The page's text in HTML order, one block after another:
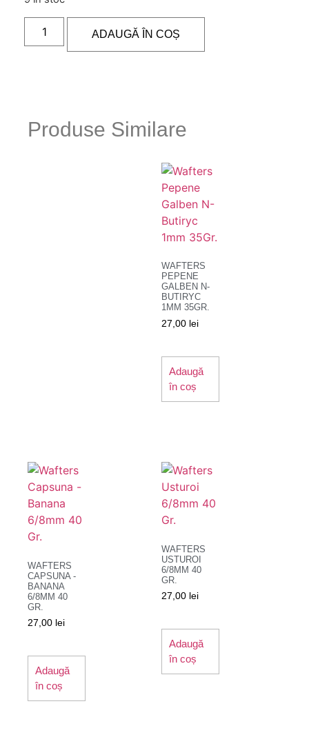
ADAUGĂ ÎN COȘ
Produse Similare
WAFTERS
PEPENE
GALBEN N-
BUTIRYC
1MM 35GR.
27,00 lei
Adaugă
în coș
WAFTERS
CAPSUNA -
BANANA
6/8MM 40
GR.
27,00 lei
Adaugă
în coș
WAFTERS
USTUROI
6/8MM 40
GR.
27,00 lei
Adaugă
în coș